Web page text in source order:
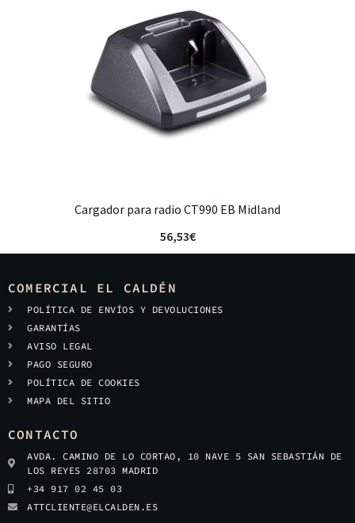
Cargador para radio CT990 EB Midland
56,53€
COMERCIAL EL CALDÉN
POLÍTICA DE ENVÍOS Y DEVOLUCIONES
GARANTÍAS
AVISO LEGAL
PAGO SEGURO
POLÍTICA DE COOKIES
MAPA DEL SITIO
CONTACTO
AVDA. CAMINO DE LO CORTAO, 10 NAVE 5 SAN SEBASTIÁN DE
LOS REYES 28703 MADRID
+34 917 02 45 03
ATTCLIENTE@ELCALDEN.ES